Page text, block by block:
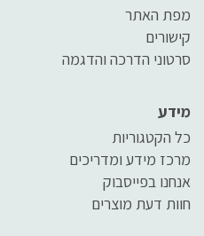
מפת האתר
קישורים
סרטוני הדרכה והדגמה
מידע
כל הקטגוריות
מרכז מידע ומדריכים
אנחנו בפייסבוק
חוות דעת מוצרים